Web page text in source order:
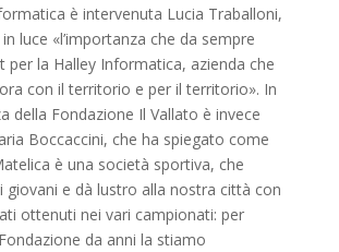
è intervenuta Lucia Traballoni,
luce «l’importanza che da sempre
per la Halley Informatica, azienda che
con il territorio e per il territorio». In
della Fondazione Il Vallato è invece
Boccaccini, che ha spiegato come
è una società sportiva, che
giovani e dà lustro alla nostra città con
ottenuti nei vari campionati: per
da anni la stiamo